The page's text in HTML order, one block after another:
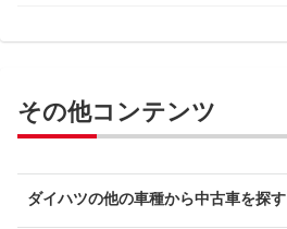
その他コンテンツ
ダイハツの他の車種から中古車を探す